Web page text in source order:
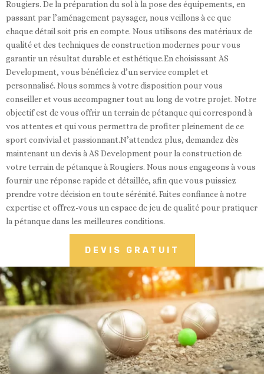
Rougiers. De la préparation du sol à la pose des équipements, en
passant par l’aménagement paysager, nous veillons à ce que
chaque détail soit pris en compte. Nous utilisons des matériaux de
qualité et des techniques de construction modernes pour vous
garantir un résultat durable et esthétique.En choisissant AS
Development, vous bénéficiez d’un service complet et
personnalisé. Nous sommes à votre disposition pour vous
conseiller et vous accompagner tout au long de votre projet. Notre
objectif est de vous offrir un terrain de pétanque qui correspond à
vos attentes et qui vous permettra de profiter pleinement de ce
sport convivial et passionnant.N’attendez plus, demandez dès
maintenant un devis à AS Development pour la construction de
votre terrain de pétanque à Rougiers. Nous nous engageons à vous
fournir une réponse rapide et détaillée, afin que vous puissiez
prendre votre décision en toute sérénité. Faites confiance à notre
expertise et offrez-vous un espace de jeu de qualité pour pratiquer
la pétanque dans les meilleures conditions.
DEVIS GRATUIT